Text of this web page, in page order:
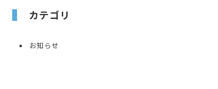
カテゴリ
お知らせ